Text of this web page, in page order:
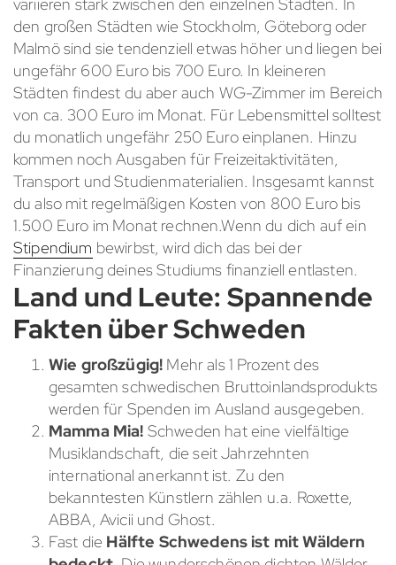
den großen Städten wie Stockholm, Göteborg oder
Malmö sind sie tendenziell etwas höher und liegen bei
ungefähr 600 Euro bis 700 Euro. In kleineren
Städten findest du aber auch WG-Zimmer im Bereich
von ca. 300 Euro im Monat. Für Lebensmittel solltest
du monatlich ungefähr 250 Euro einplanen. Hinzu
kommen noch Ausgaben für Freizeitaktivitäten,
Transport und Studienmaterialien. Insgesamt kannst
du also mit regelmäßigen Kosten von 800 Euro bis
1.500 Euro im Monat rechnen.Wenn du dich auf ein
Stipendium bewirbst, wird dich das bei der
Finanzierung deines Studiums finanziell entlasten.
Land und Leute: Spannende
Fakten über Schweden
Wie großzügig! Mehr als 1 Prozent des
gesamten schwedischen Bruttoinlandsprodukts
werden für Spenden im Ausland ausgegeben.
Mamma Mia! Schweden hat eine vielfältige
Musiklandschaft, die seit Jahrzehnten
international anerkannt ist. Zu den
bekanntesten Künstlern zählen u.a. Roxette,
ABBA, Avicii und Ghost.
Fast die Hälfte Schwedens ist mit Wäldern